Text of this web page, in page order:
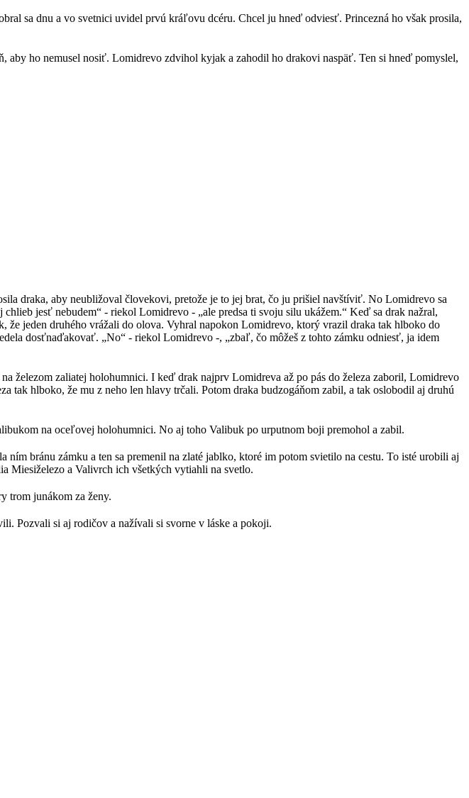
sa dnu a vo svetnici uvidel prvú kráľovu dcéru. Chcel ju hneď odviesť. Princezná ho však prosila,
aby ho nemusel nosiť. Lomidrevo zdvihol kyjak a zahodil ho drakovi naspäť. Ten si hneď pomyslel,
draka, aby neubližoval človekovi, pretože je to jej brat, čo ju prišiel navštíviť. No Lomidrevo sa
jesť nebudem“ - riekol Lomidrevo - „ale predsa ti svoju silu ukážem.“ Keď sa drak nažral,
jeden druhého vrážali do olova. Vyhral napokon Lomidrevo, ktorý vrazil draka tak hlboko do
dosťnaďakovať. „No“ - riekol Lomidrevo -, „zbaľ, čo môžeš z tohto zámku odniesť, ja idem
železom zaliatej holohumnici. I keď drak najprv Lomidreva až po pás do železa zaboril, Lomidrevo
hlboko, že mu z neho len hlavy trčali. Potom draka budzogáňom zabil, a tak oslobodil aj druhú
na oceľovej holohumnici. No aj toho Valibuk po urputnom boji premohol a zabil.
bránu zámku a ten sa premenil na zlaté jablko, ktoré im potom svietilo na cestu. To isté urobili aj
Miesiželezo a Valivrch ich všetkých vytiahli na svetlo.
trom junákom za ženy.
Pozvali si aj rodičov a nažívali si svorne v láske a pokoji.